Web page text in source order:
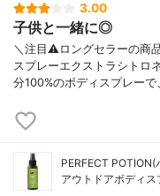
3.00
子供と一緒に◎
＼注目⚠️ロングセラーの商
スプレーエクストラシトロ
分100%のボディスプレー
PERFECT
アウトドアボディス